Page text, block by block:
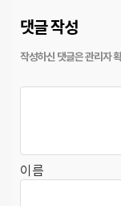
댓글 작성
이름